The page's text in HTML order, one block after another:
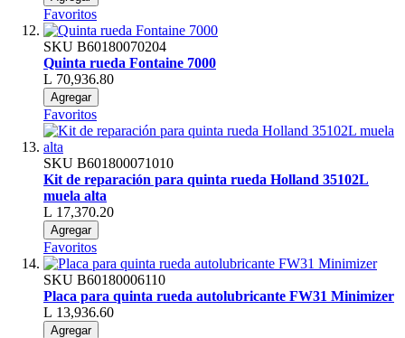
Favoritos
SKU B60180070204
Quinta rueda Fontaine 7000
L 70,936.80
Agregar
Favoritos
SKU B601800071010
Kit de reparación para quinta rueda Holland 35102L
muela alta
L 17,370.20
Agregar
Favoritos
SKU B60180006110
Placa para quinta rueda autolubricante FW31 Minimizer
L 13,936.60
Agregar